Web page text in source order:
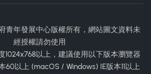
青年發展中心版權所有，網站圖文資料未
經授權請勿使用
1024x768以上，建議使用以下版本瀏覽器
60以上 (macOS / Windows) IE版本11以上